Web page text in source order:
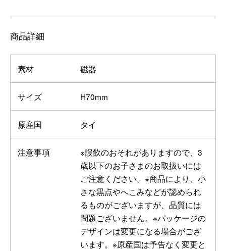
商品詳細
素材 磁器
サイズ H70mm
原産国 タイ
注意事項
※誤飲のおそれがありますので、3
歳以下のお子さまのお取扱いには
ご注意ください。※商品により、小
さな黒点やへこみなどが認められ
るものがございますが、品質には
問題ございません。※パッケージの
デザインは変更になる場合がござ
います。※原産国は予告なく変更と